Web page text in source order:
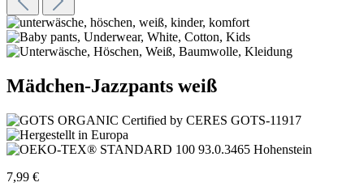
Mädchen-Jazzpants weiß
7,99 €